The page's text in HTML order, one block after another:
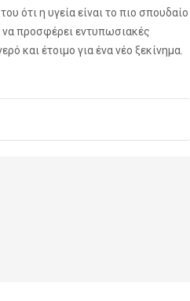
ότι η υγεία είναι το πιο σπουδαίο
να προσφέρει εντυπωσιακές
και έτοιμο για ένα νέο ξεκίνημα.